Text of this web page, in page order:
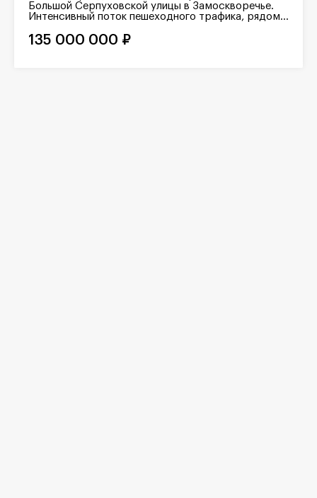
Большой Серпуховской улицы в Замоскворечье.
Интенсивный поток пешеходного трафика, рядом...
135 000 000 ₽